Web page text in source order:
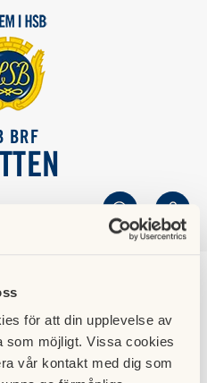
för att din upplevelse av
som möjligt. Vissa cookies
vår kontakt med dig som
BRF
SÖK LOGGA IN